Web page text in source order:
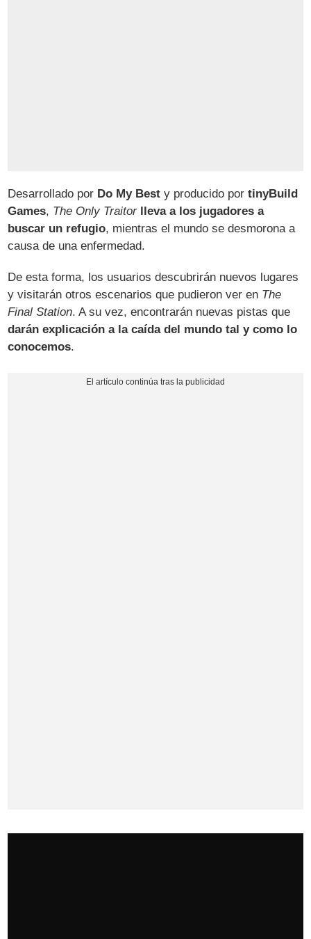
Desarrollado por Do My Best y producido portinyBuild
Games, The Only Traitor lleva a los jugadores a
buscar un refugio, mientras el mundo se desmorona a
causa de una enfermedad.
De esta forma, los usuarios descubrirán nuevos lugares
y visitarán otros escenarios que pudieron ver en The
Final Station. A su vez, encontrarán nuevas pistas que
darán explicación a la caída del mundo tal y como lo
conocemos.